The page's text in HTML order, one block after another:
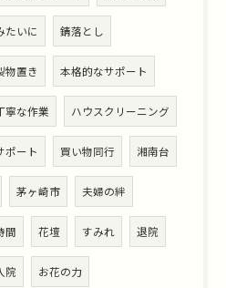
たいに 錆落とし
物置き 本格的なサポート
寧な作業 ハウスクリーニング
ポート 買い物同行 湘南台
茅ヶ崎市 夫婦の絆
間 花壇 すみれ 退院
院 お花の力